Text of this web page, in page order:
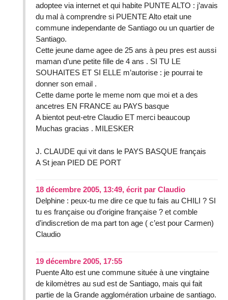
adoptee via internet et qui habite PUNTE ALTO : j’avais
du mal à comprendre si PUENTE Alto etait une
commune independante de Santiago ou un quartier de
Santiago.
Cette jeune dame agee de 25 ans à peu pres est aussi
maman d’une petite fille de 4 ans . SI TU LE
SOUHAITES ET SI ELLE m’autorise : je pourrai te
donner son email .
Cette dame porte le meme nom que moi et a des
ancetres EN FRANCE au PAYS basque
A bientot peut-etre Claudio ET merci beaucoup
Muchas gracias . MILESKER
J. CLAUDE qui vit dans le PAYS BASQUE français
A St jean PIED DE PORT
18 décembre 2005, 13:49, écrit par Claudio
Delphine : peux-tu me dire ce que tu fais au CHILI ? SI
tu es française ou d’origine française ? et comble
d’indiscretion de ma part ton age ( c’est pour Carmen)
Claudio
19 décembre 2005, 17:55
Puente Alto est une commune située à une vingtaine
de kilomètres au sud est de Santiago, mais qui fait
partie de la Grande agglomération urbaine de santiago.